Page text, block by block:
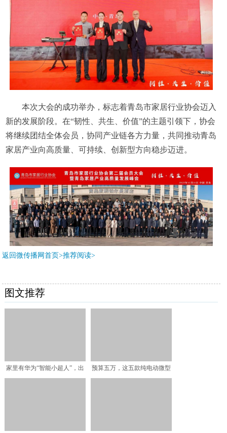
本次大会的成功举办，标志着青岛市家居行业协会迈入
新的发展阶段。在“韧性、共生、价值”的主题引领下，协会
将继续团结全体会员，协同产业链各方力量，共同推动青岛
家居产业向高质量、可持续、创新型方向稳步迈进。
返回微传播网首页>推荐阅读>
图文推荐
家里有华为“智能小超人”，出
预算五万，这五款纯电动微型